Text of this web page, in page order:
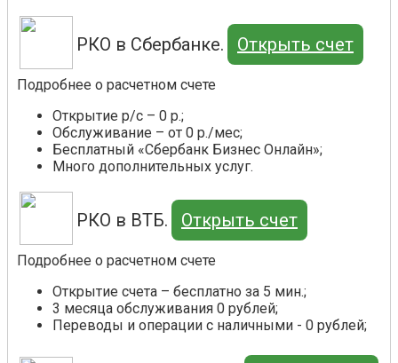
РКО в Сбербанке. Открыть счет
Подробнее о расчетном счете
Открытие р/с – 0 р.;
Обслуживание – от 0 р./мес;
Бесплатный «Сбербанк Бизнес Онлайн»;
Много дополнительных услуг.
РКО в ВТБ. Открыть счет
Подробнее о расчетном счете
Открытие счета – бесплатно за 5 мин.;
3 месяца обслуживания 0 рублей;
Переводы и операции с наличными - 0 рублей;